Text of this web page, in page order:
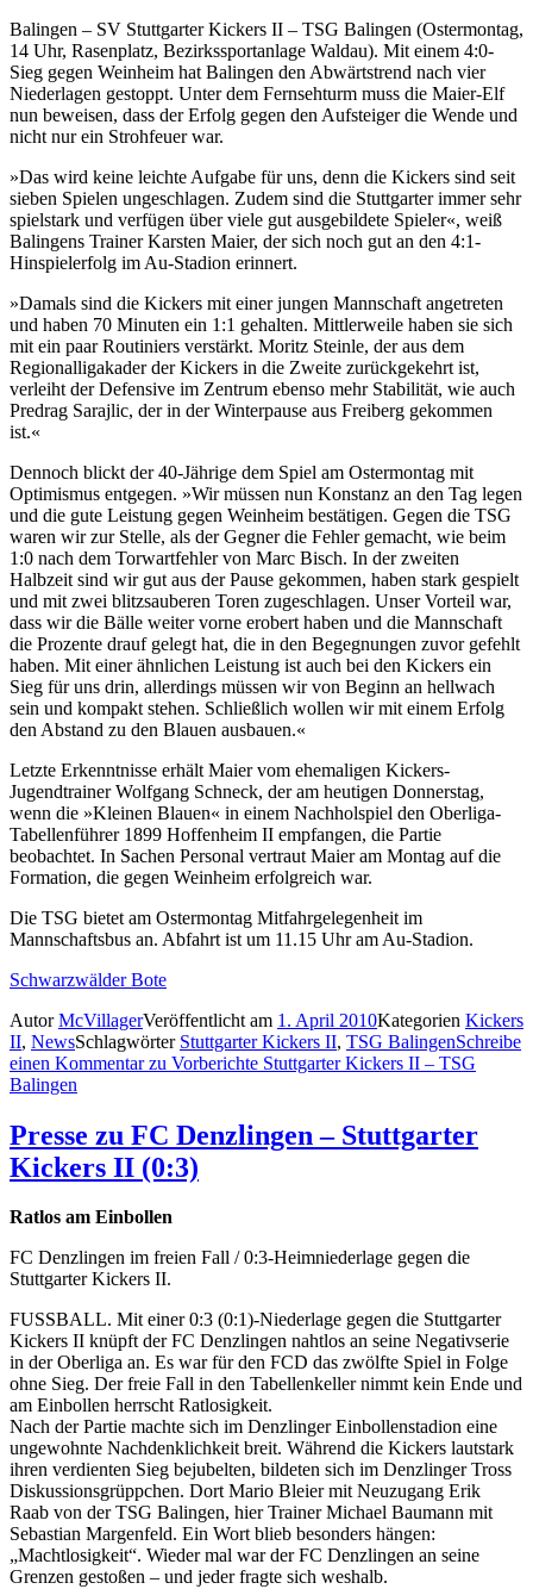
Balingen – SV Stuttgarter Kickers II – TSG Balingen (Ostermontag,
14 Uhr, Rasenplatz, Bezirkssportanlage Waldau). Mit einem 4:0-
Sieg gegen Weinheim hat Balingen den Abwärtstrend nach vier
Niederlagen gestoppt. Unter dem Fernsehturm muss die Maier-Elf
nun beweisen, dass der Erfolg gegen den Aufsteiger die Wende und
nicht nur ein Strohfeuer war.
»Das wird keine leichte Aufgabe für uns, denn die Kickers sind seit
sieben Spielen ungeschlagen. Zudem sind die Stuttgarter immer sehr
spielstark und verfügen über viele gut ausgebildete Spieler«, weiß
Balingens Trainer Karsten Maier, der sich noch gut an den 4:1-
Hinspielerfolg im Au-Stadion erinnert.
»Damals sind die Kickers mit einer jungen Mannschaft angetreten
und haben 70 Minuten ein 1:1 gehalten. Mittlerweile haben sie sich
mit ein paar Routiniers verstärkt. Moritz Steinle, der aus dem
Regionalligakader der Kickers in die Zweite zurückgekehrt ist,
verleiht der Defensive im Zentrum ebenso mehr Stabilität, wie auch
Predrag Sarajlic, der in der Winterpause aus Freiberg gekommen
ist.«
Dennoch blickt der 40-Jährige dem Spiel am Ostermontag mit
Optimismus entgegen. »Wir müssen nun Konstanz an den Tag legen
und die gute Leistung gegen Weinheim bestätigen. Gegen die TSG
waren wir zur Stelle, als der Gegner die Fehler gemacht, wie beim
1:0 nach dem Torwartfehler von Marc Bisch. In der zweiten
Halbzeit sind wir gut aus der Pause gekommen, haben stark gespielt
und mit zwei blitzsauberen Toren zugeschlagen. Unser Vorteil war,
dass wir die Bälle weiter vorne erobert haben und die Mannschaft
die Prozente drauf gelegt hat, die in den Begegnungen zuvor gefehlt
haben. Mit einer ähnlichen Leistung ist auch bei den Kickers ein
Sieg für uns drin, allerdings müssen wir von Beginn an hellwach
sein und kompakt stehen. Schließlich wollen wir mit einem Erfolg
den Abstand zu den Blauen ausbauen.«
Letzte Erkenntnisse erhält Maier vom ehemaligen Kickers-
Jugendtrainer Wolfgang Schneck, der am heutigen Donnerstag,
wenn die »Kleinen Blauen« in einem Nachholspiel den Oberliga-
Tabellenführer 1899 Hoffenheim II empfangen, die Partie
beobachtet. In Sachen Personal vertraut Maier am Montag auf die
Formation, die gegen Weinheim erfolgreich war.
Die TSG bietet am Ostermontag Mitfahrgelegenheit im
Mannschaftsbus an. Abfahrt ist um 11.15 Uhr am Au-Stadion.
Schwarzwälder Bote
AutorMcVillagerVeröffentlicht am 1. April 2010Kategorien Kickers
II, NewsSchlagwörter Stuttgarter Kickers II, TSG BalingenSchreibe
einen Kommentarzu Vorberichte Stuttgarter Kickers II – TSG
Balingen
Presse zu FC Denzlingen – Stuttgarter
Kickers II (0:3)
Ratlos am Einbollen
FC Denzlingen im freien Fall / 0:3-Heimniederlage gegen die
Stuttgarter Kickers II.
FUSSBALL. Mit einer 0:3 (0:1)-Niederlage gegen die Stuttgarter
Kickers II knüpft der FC Denzlingen nahtlos an seine Negativserie
in der Oberliga an. Es war für den FCD das zwölfte Spiel in Folge
ohne Sieg. Der freie Fall in den Tabellenkeller nimmt kein Ende und
am Einbollen herrscht Ratlosigkeit.
Nach der Partie machte sich im Denzlinger Einbollenstadion eine
ungewohnte Nachdenklichkeit breit. Während die Kickers lautstark
ihren verdienten Sieg bejubelten, bildeten sich im Denzlinger Tross
Diskussionsgrüppchen. Dort Mario Bleier mit Neuzugang Erik
Raab von der TSG Balingen, hier Trainer Michael Baumann mit
Sebastian Margenfeld. Ein Wort blieb besonders hängen:
„Machtlosigkeit“. Wieder mal war der FC Denzlingen an seine
Grenzen gestoßen – und jeder fragte sich weshalb.